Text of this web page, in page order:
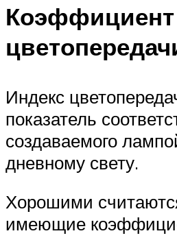
Коэффициент
Индекс
показатель
создаваемого
дневному свету.
Хорошими
имеющие